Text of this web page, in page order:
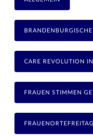
CARE REVOLUTION
FRAUEN STIMMEN
FRAUENORTEFREITAG